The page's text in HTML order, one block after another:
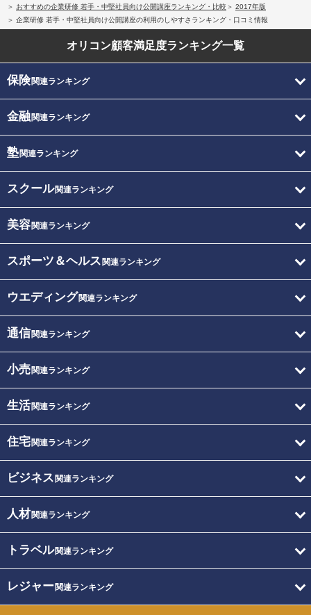
おすすめの企業研修 若手・中堅社員向け公開講座ランキング・比較
2017年版
企業研修 若手・中堅社員向け公開講座の利用のしやすさランキング・口コミ情報
オリコン顧客満足度ランキング一覧
保険関連ランキング
金融関連ランキング
塾関連ランキング
スクール関連ランキング
美容関連ランキング
スポーツ＆ヘルス 関連ランキング
ウエディング関連ランキング
通信関連ランキング
小売関連ランキング
生活関連ランキング
住宅関連ランキング
ビジネス 関連ランキング
人材関連ランキング
トラベル関連ランキング
レジャー関連ランキング